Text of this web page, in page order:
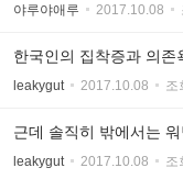
야루야애루 2017.10.08
한국인의 집착증과 의존
leakygut 2017.10.08 조
근데 솔직히 밖에서는
leakygut 2017.10.08 조